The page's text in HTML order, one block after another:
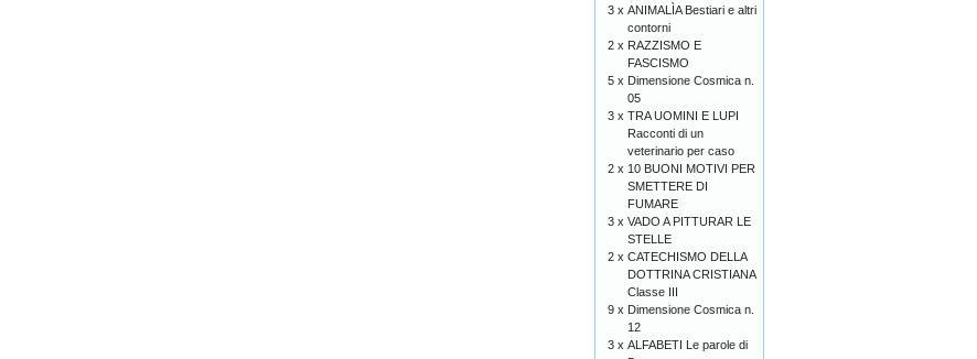
3 x ANIMALÌA Bestiari e altri
contorni
2 x RAZZISMO E
FASCISMO
5 x Dimensione Cosmica n.
05
3 x TRA UOMINI E LUPI
Racconti di un
veterinario per caso
2 x 10 BUONI MOTIVI PER
SMETTERE DI
FUMARE
3 x VADO A PITTURAR LE
STELLE
2 x CATECHISMO DELLA
DOTTRINA CRISTIANA
Classe III
9 x Dimensione Cosmica n.
12
3 x ALFABETI Le parole di